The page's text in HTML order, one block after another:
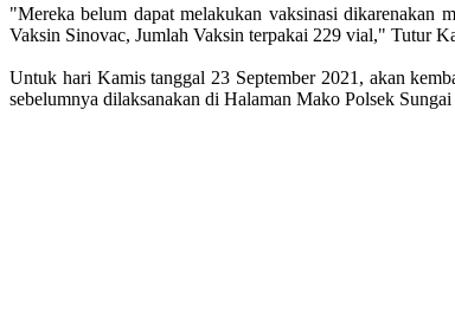
"Mereka belum dapat melakukan vaksinasi dikarenakan
Vaksin Sinovac, Jumlah Vaksin terpakai 229 vial," Tutur
Untuk hari Kamis tanggal 23 September 2021, akan
sebelumnya dilaksanakan di Halaman Mako Polsek